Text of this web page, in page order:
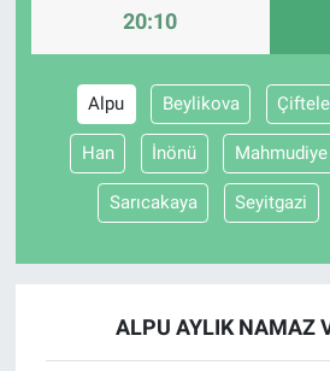
20:10
Alpu Beylikova
Han İnönü Mahmudiye
Sarıcakaya Seyitgazi
ALPU AYLIK NAMAZ